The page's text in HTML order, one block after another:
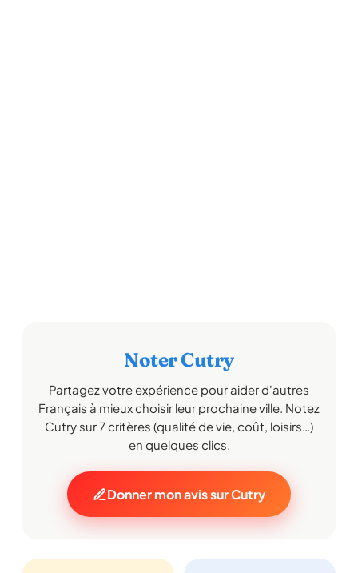
Noter Cutry
Partagez votre expérience pour aider d'autres
Français à mieux choisir leur prochaine ville. Notez
Cutry sur 7 critères (qualité de vie, coût, loisirs…)
en quelques clics.
Donner mon avis sur Cutry